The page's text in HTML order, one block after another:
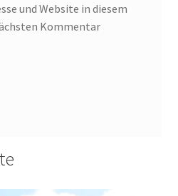
und Website in diesem
Kommentar